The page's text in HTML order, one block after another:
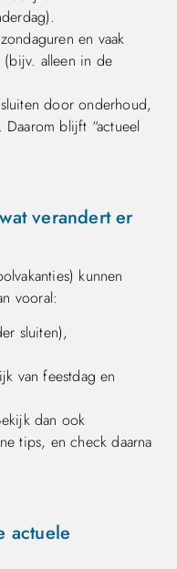
en vaak
(bijv. alleen in de
door onderhoud,
blijft “actueel
verandert er
kunnen
vooral:
sluiten),
van feestdag en
dan ook
tips, en check daarna
actuele